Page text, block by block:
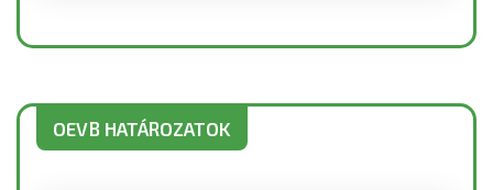
OEVB HATÁROZATOK